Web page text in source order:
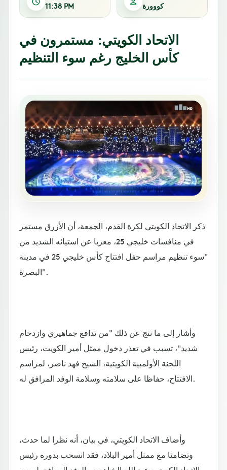
11:38 PM كووورة
الاتحاد الكويتي: مستمرون في
كأس الخليج رغم سوء التنظيم
ذكر الاتحاد الكويتي لكرة القدم، الجمعة، أن الأزرق مستمر
في منافسات خليجي 25، معربا عن استيائه الشديد من
"سوء تنظيم مراسم حفل افتتاح كأس خليجي 25 في مدينة
البصرة".
وأشار إلى ما نتج عن ذلك "من تدافع جماهيري وازدحام
شديد"، تسبب في تعذر دخول ممثل أمير الكويت، رئيس
اللجنة الأولمبية الكويتية، الشيخ فهد ناصر، لمراسم
الافتتاح، حفاظا على سلامته وسلامة الوفد المرافق له.
وأضاف الاتحاد الكويتي، في بيان، أنه نظرا لما حدث،
وتضامنا مع ممثل أمير البلاد، فقد انسحب بدوره رئيس